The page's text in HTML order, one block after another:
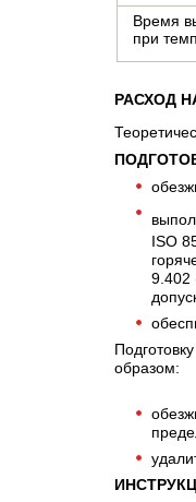
Время
при
РАСХОД
ISО
9.402
образом: